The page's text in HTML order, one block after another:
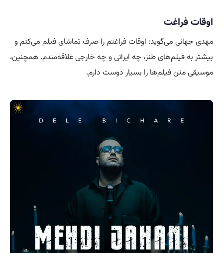
اوقات فراغت
مهدی جهانی می‌گوید: اوقات فراغتم را صرف تماشای فیلم می‌کنم و
بیشتر به فیلم‌های طنز، چه ایرانی و چه خارجی علاقه‌مندم. همچنین،
موسیقی متن فیلم‌ها را بسیار دوست دارم.